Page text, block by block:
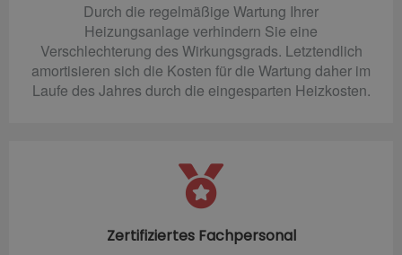
Durch die regelmäßige Wartung Ihrer
Heizungsanlage verhindern Sie eine
Verschlechterung des Wirkungsgrads. Letztendlich
amortisieren sich die Kosten für die Wartung daher im
Laufe des Jahres durch die eingesparten Heizkosten.
Zertifiziertes Fachpersonal